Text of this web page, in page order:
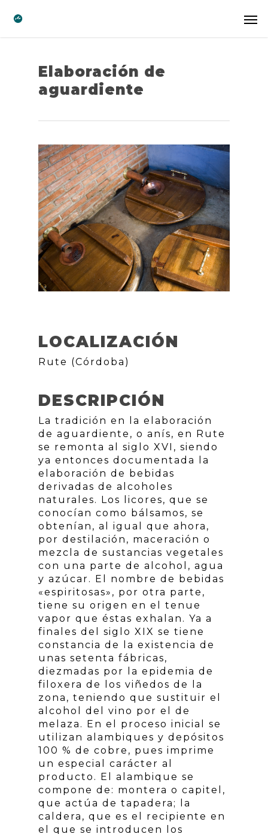
Elaboración de
aguardiente
LOCALIZACIÓN
Rute (Córdoba)
DESCRIPCIÓN
La tradición en la elaboración
de aguardiente, o anís, en Rute
se remonta al siglo XVI, siendo
ya entonces documentada la
elaboración de bebidas
derivadas de alcoholes
naturales. Los licores, que se
conocían como bálsamos, se
obtenían, al igual que ahora,
por destilación, maceración o
mezcla de sustancias vegetales
con una parte de alcohol, agua
y azúcar. El nombre de bebidas
«espiritosas», por otra parte,
tiene su origen en el tenue
vapor que éstas exhalan. Ya a
finales del siglo XIX se tiene
constancia de la existencia de
unas setenta fábricas,
diezmadas por la epidemia de
filoxera de los viñedos de la
zona, teniendo que sustituir el
alcohol del vino por el de
melaza. En el proceso inicial se
utilizan alambiques y depósitos
100 % de cobre, pues imprime
un especial carácter al
producto. El alambique se
compone de: montera o capitel,
que actúa de tapadera; la
caldera, que es el recipiente en
el que se introducen los